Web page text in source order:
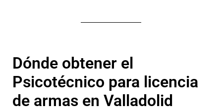
Dónde obtener el
Psicotécnico para licencia
de armas en Valladolid